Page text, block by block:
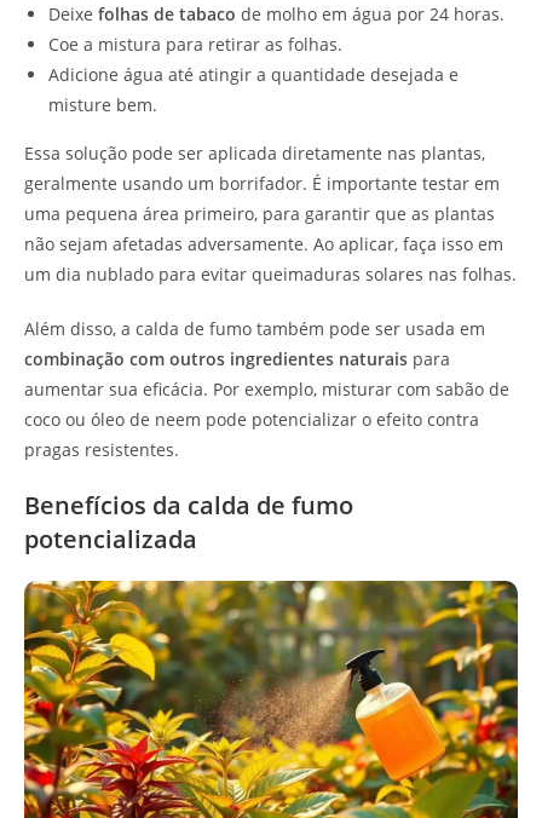
Deixe folhas de tabaco de molho em água por 24 horas.
Coe a mistura para retirar as folhas.
Adicione água até atingir a quantidade desejada e
misture bem.
Essa solução pode ser aplicada diretamente nas plantas,
geralmente usando um borrifador. É importante testar em
uma pequena área primeiro, para garantir que as plantas
não sejam afetadas adversamente. Ao aplicar, faça isso em
um dia nublado para evitar queimaduras solares nas folhas.
Além disso, a calda de fumo também pode ser usada em
combinação com outros ingredientes naturais para
aumentar sua eficácia. Por exemplo, misturar com sabão de
coco ou óleo de neem pode potencializar o efeito contra
pragas resistentes.
Benefícios da calda de fumo
potencializada